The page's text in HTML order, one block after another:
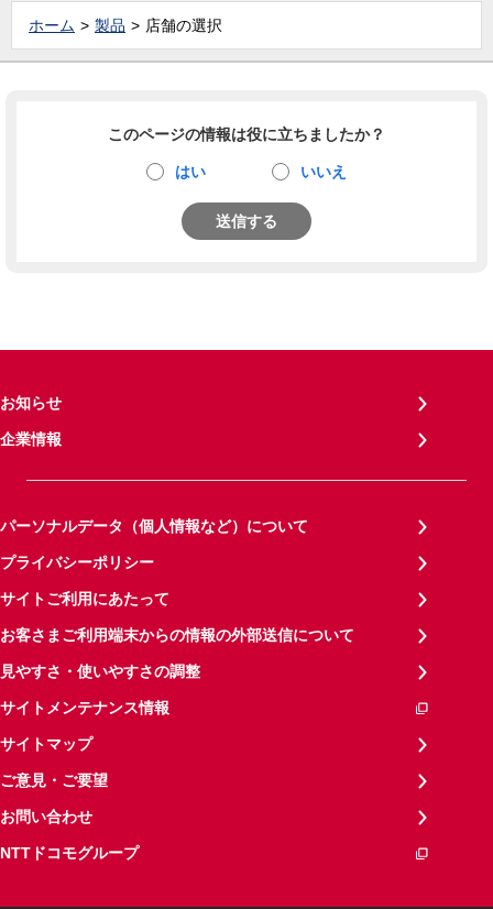
ホーム 製品 店舗の選択
このページの情報は役に立ちましたか？
はい いいえ
送信する
お知らせ
企業情報
パーソナルデータ（個人情報など）について
プライバシーポリシー
サイトご利用にあたって
お客さまご利用端末からの情報の外部送信について
見やすさ・使いやすさの調整
サイトメンテナンス情報
サイトマップ
ご意見・ご要望
お問い合わせ
NTTドコモグループ